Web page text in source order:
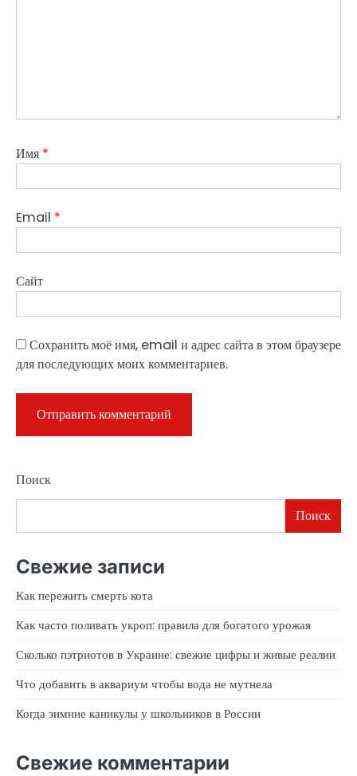
Имя *
Email *
Сайт
Сохранить моё имя, email и адрес сайта в этом браузере
для последующих моих комментариев.
Поиск
Поиск
Свежие записи
Как пережить смерть кота
Как часто поливать укроп: правила для богатого урожая
Сколько пэтриотов в Украине: свежие цифры и живые реалии
Что добавить в аквариум чтобы вода не мутнела
Когда зимние каникулы у школьников в России
Свежие комментарии